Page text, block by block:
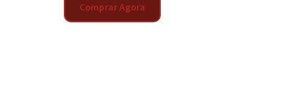
Comprar Agora